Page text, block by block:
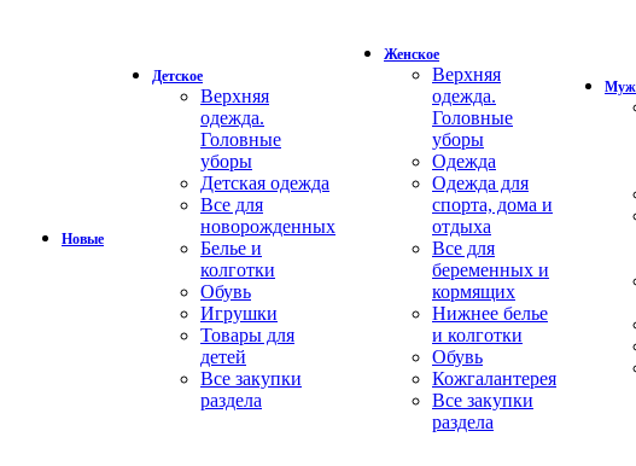
Новые
Детское
Верхняя
одежда.
Головные
уборы
Детская одежда
Все для
новорожденных
Белье и
колготки
Обувь
Игрушки
Товары для
детей
Все закупки
раздела
Женское
Верхняя
одежда.
Головные
уборы
Одежда
Одежда для
спорта, дома и
отдыха
Все для
беременных и
кормящих
Нижнее белье
и колготки
Обувь
Кожгалантерея
Все закупки
раздела